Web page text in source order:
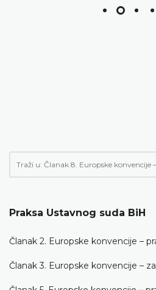
Praksa Ustavnog suda BiH
Članak 2. Europske konvencije –
Članak 3. Europske konvencije –